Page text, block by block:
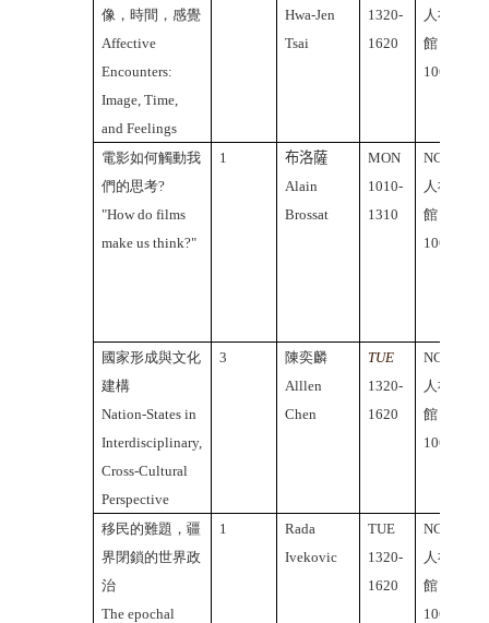
像，時間，感覺
Affective
Encounters:
Image, Time,
and Feelings
Hwa-Jen
Tsai
1320-
1620
人社2
館
106A
電影如何觸動我
們的思考?
"How do films
make us think?"
1
布洛薩
Alain
Brossat
MON
1010-
1310
NCTU
人社2
館
106A
國家形成與文化
建構
Nation-States in
Interdisciplinary,
Cross-Cultural
Perspective
3
陳奕麟
Alllen
Chen
TUE
1320-
1620
NCTU
人社2
館
106A
移民的難題，疆
界閉鎖的世界政
治
The epochal
1
Rada
Ivekovic
TUE
1320-
1620
NCTU
人社2
館
106A